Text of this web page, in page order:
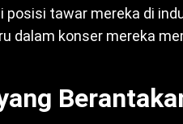
posisi tawar mereka di
dalam konser mereka